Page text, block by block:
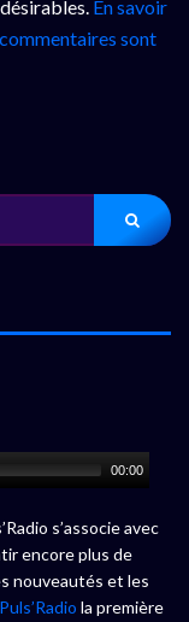
En savoir
sont
00:00
s’associe avec
encore plus de
nouveautés et les
Puls’Radio la première